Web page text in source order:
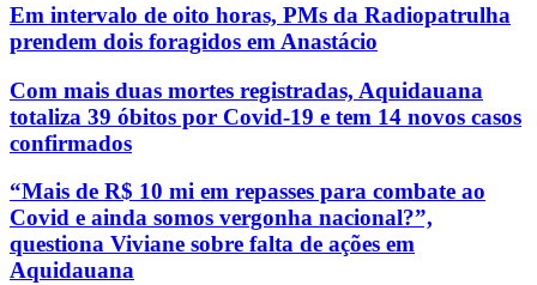
Em intervalo de oito horas, PMs da Radiopatrulha
prendem dois foragidos em Anastácio
Com mais duas mortes registradas, Aquidauana
totaliza 39 óbitos por Covid-19 e tem 14 novos casos
confirmados
“Mais de R$ 10 mi em repasses para combate ao
Covid e ainda somos vergonha nacional?”,
questiona Viviane sobre falta de ações em
Aquidauana